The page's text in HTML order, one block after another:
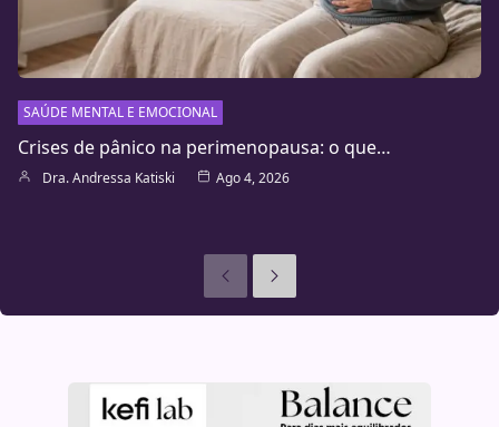
SAÚDE MENTAL E EMOCIONAL
Crises de pânico na perimenopausa: o que…
Dra. Andressa Katiski Ago 4, 2026
AnterioresSeguinte